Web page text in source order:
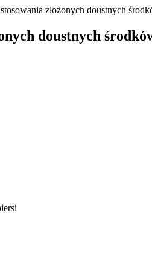
złożonych doustnych
doustnych